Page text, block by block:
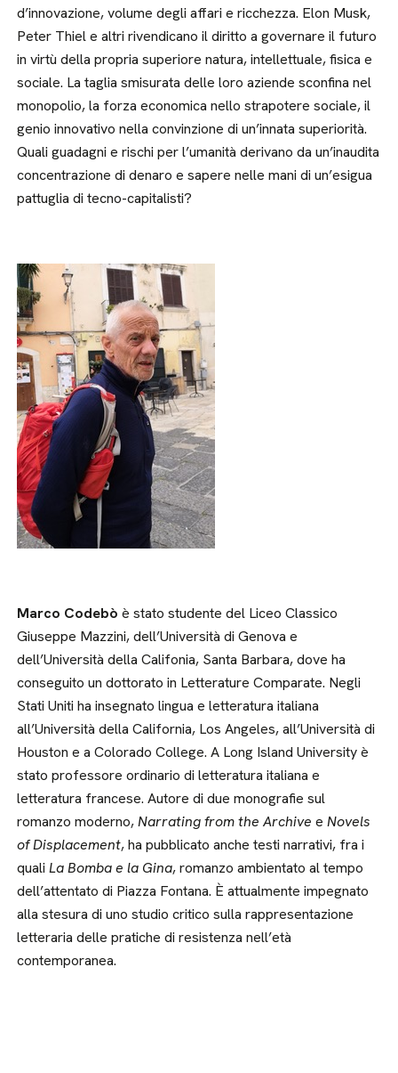
d’innovazione, volume degli affari e ricchezza. Elon Musk,
Peter Thiel e altri rivendicano il diritto a governare il futuro
in virtù della propria superiore natura, intellettuale, fisica e
sociale. La taglia smisurata delle loro aziende sconfina nel
monopolio, la forza economica nello strapotere sociale, il
genio innovativo nella convinzione di un’innata superiorità.
Quali guadagni e rischi per l’umanità derivano da un’inaudita
concentrazione di denaro e sapere nelle mani di un’esigua
pattuglia di tecno-capitalisti?
Marco Codebò è stato studente del Liceo Classico
Giuseppe Mazzini, dell’Università di Genova e
dell’Università della Califonia, Santa Barbara, dove ha
conseguito un dottorato in Letterature Comparate. Negli
Stati Uniti ha insegnato lingua e letteratura italiana
all’Università della California, Los Angeles, all’Università di
Houston e a Colorado College. A Long Island University è
stato professore ordinario di letteratura italiana e
letteratura francese. Autore di due monografie sul
romanzo moderno,Narrating from the Archive eNovels
of Displacement, ha pubblicato anche testi narrativi, fra i
qualiLa Bomba e la Gina, romanzo ambientato al tempo
dell’attentato di Piazza Fontana. È attualmente impegnato
alla stesura di uno studio critico sulla rappresentazione
letteraria delle pratiche di resistenza nell’età
contemporanea.